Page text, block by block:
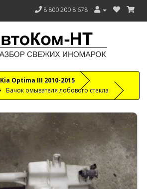
8 800 200 8 678
Kia Optima III 2010-2015
Бачок омывателя лобового стекла